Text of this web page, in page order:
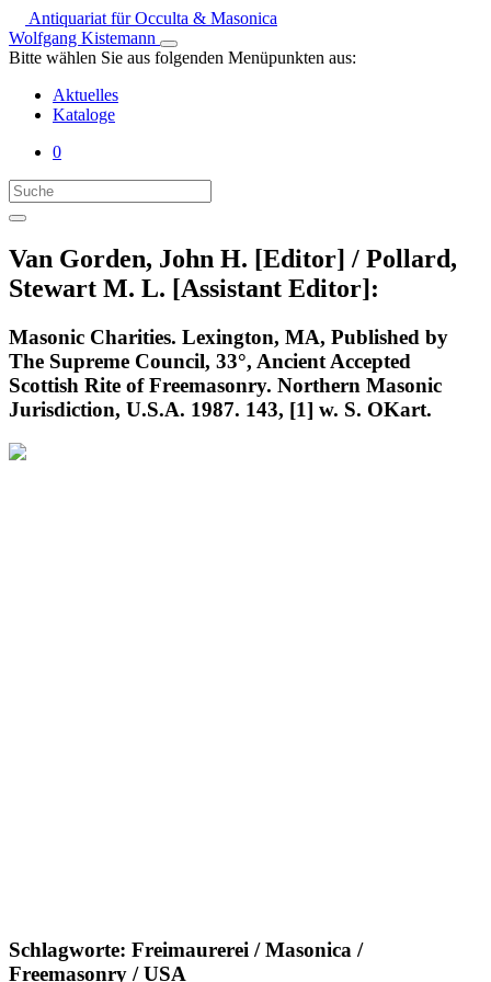
Antiquariat für Occulta & Masonica
Wolfgang Kistemann
Bitte wählen Sie aus folgenden Menüpunkten aus:
Aktuelles
Kataloge
0
Van Gorden, John H. [Editor] / Pollard,
Stewart M. L. [Assistant Editor]:
Masonic Charities. Lexington, MA, Published by
The Supreme Council, 33°, Ancient Accepted
Scottish Rite of Freemasonry. Northern Masonic
Jurisdiction, U.S.A. 1987. 143, [1] w. S. OKart.
Schlagworte: Freimaurerei / Masonica /
Freemasonry / USA